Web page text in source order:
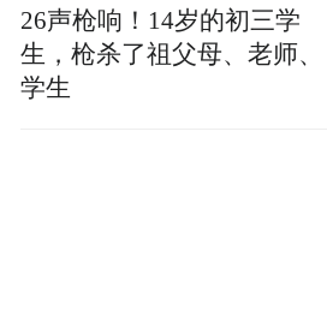
26声枪响！14岁的初三学
生，枪杀了祖父母、老师、
学生